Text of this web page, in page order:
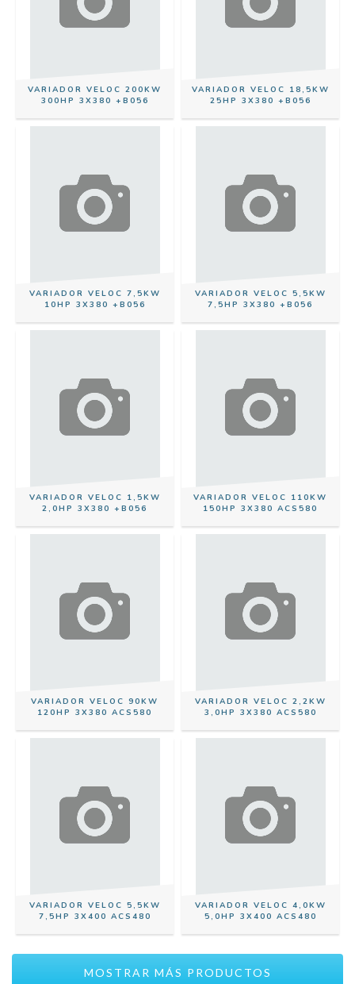
VARIADOR VELOC 200KW
300HP 3X380 +B056
VARIADOR VELOC 18,5KW
25HP 3X380 +B056
VARIADOR VELOC 7,5KW
10HP 3X380 +B056
VARIADOR VELOC 5,5KW
7,5HP 3X380 +B056
VARIADOR VELOC 1,5KW
2,0HP 3X380 +B056
VARIADOR VELOC 110KW
150HP 3X380 ACS580
VARIADOR VELOC 90KW
120HP 3X380 ACS580
VARIADOR VELOC 2,2KW
3,0HP 3X380 ACS580
VARIADOR VELOC 5,5KW
7,5HP 3X400 ACS480
VARIADOR VELOC 4,0KW
5,0HP 3X400 ACS480
MOSTRAR MÁS PRODUCTOS